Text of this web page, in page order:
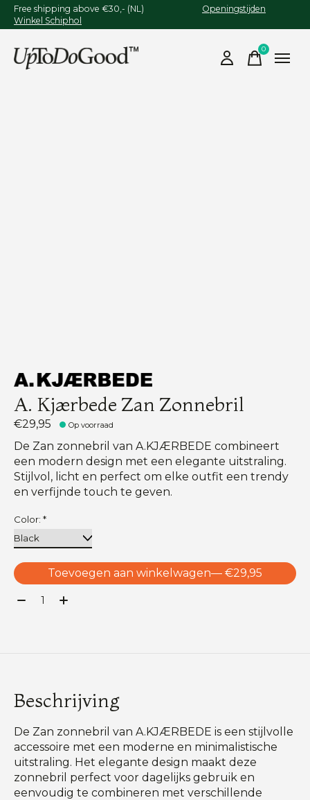
Free shipping above €30,- (NL) Openingstijden
Winkel Schiphol
0items
A. Kjærbede Zan Zonnebril
€29,95 Op voorraad
De Zan zonnebril van A.KJÆRBEDE combineert
een modern design met een elegante uitstraling.
Stijlvol, licht en perfect om elke outfit een trendy
en verfijnde touch te geven.
Color: *
Toevoegen aan winkelwagen
— €29,95
Aantal:
Beschrijving
De Zan zonnebril van A.KJÆRBEDE is een stijlvolle
accessoire met een moderne en minimalistische
uitstraling. Het elegante design maakt deze
zonnebril perfect voor dagelijks gebruik en
eenvoudig te combineren met verschillende